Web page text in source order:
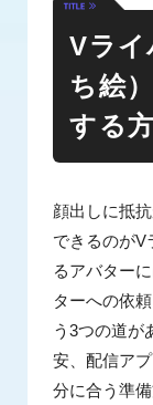
Vライ
ち絵
する
顔出しに抵
できるのがV
るアバター
ターへの依
う3つの道が
安、配信ア
分に合う準